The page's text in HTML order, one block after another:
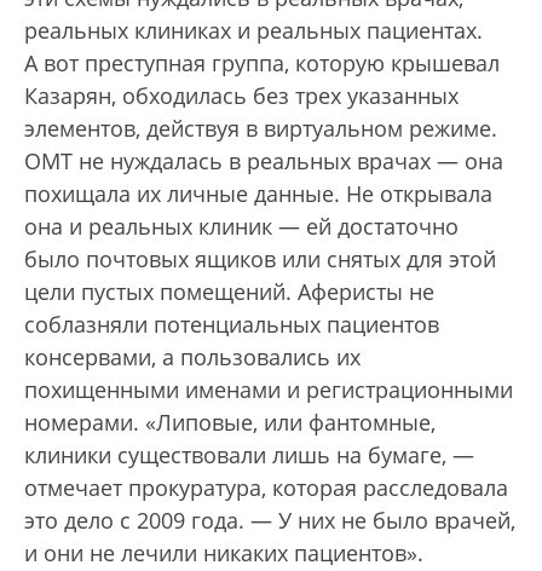
реальных клиниках и реальных пациентах.
А вот преступная группа, которую крышевал
Казарян, обходилась без трех указанных
элементов, действуя в виртуальном режиме.
ОМТ не нуждалась в реальных врачах — она
похищала их личные данные. Не открывала
она и реальных клиник — ей достаточно
было почтовых ящиков или снятых для этой
цели пустых помещений. Аферисты не
соблазняли потенциальных пациентов
консервами, а пользовались их
похищенными именами и регистрационными
номерами. «Липовые, или фантомные,
клиники существовали лишь на бумаге, —
отмечает прокуратура, которая расследовала
это дело с 2009 года. — У них не было врачей,
и они не лечили никаких пациентов».